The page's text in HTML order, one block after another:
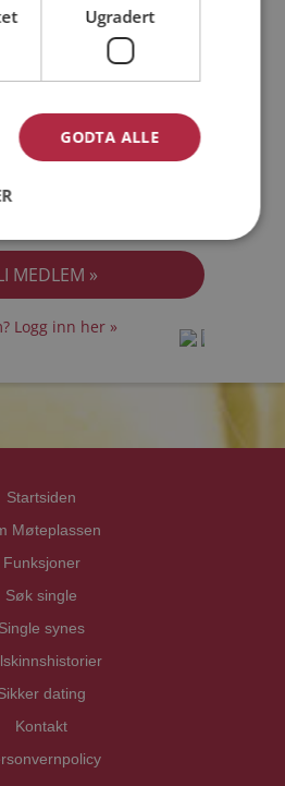
Logg inn her »
Startsiden
Møteplassen
Funksjoner
Søk single
Single synes
dating
Kontakt
Ugradert
GODTA ALLE